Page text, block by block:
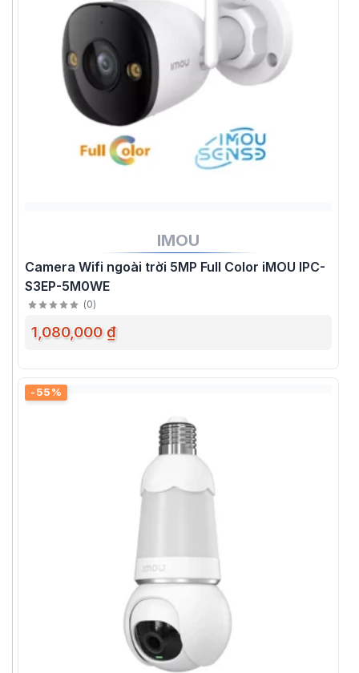
IMOU
Camera Wifi ngoài trời 5MP Full Color iMOU IPC-
S3EP-5M0WE
(0)
1,080,000 ₫
-55%